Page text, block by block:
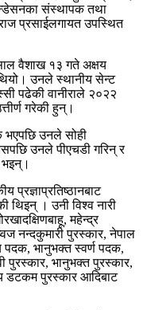
संस्थापक तथा
प्रसाईलगायत उपस्थित
वैशाख १३ गते अक्षय
उनले स्थानीय सेन्ट
पढेकी वानीराले २०२२
गरेकी हुन्।
भएपछि उनले सोही
उनले पीएचडी गरिन् र
भइन्।
प्रज्ञाप्रतिष्ठानबाट
थिइन् । उनी विश्व नारी
महेन्द्र
नन्दकुमारी पुरस्कार, नेपाल
पदक, भानुभक्त स्वर्ण पदक,
पुरस्कार, भानुभक्त पुरस्कार,
डटकम पुरस्कार आदिबाट